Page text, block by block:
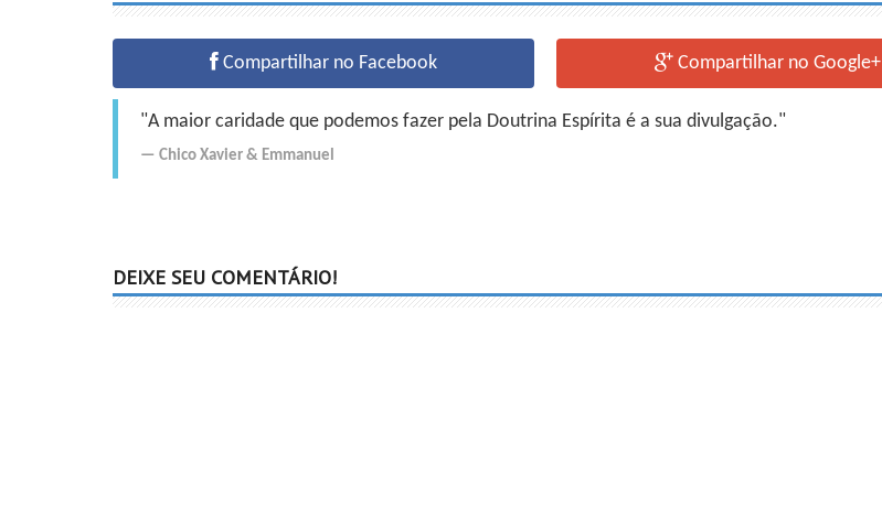
Compartilhar no Facebook Compartilhar no Google+
"A maior caridade que podemos fazer pela Doutrina Espírita é a sua divulgação."
Chico Xavier & Emmanuel
DEIXE SEU COMENTÁRIO!